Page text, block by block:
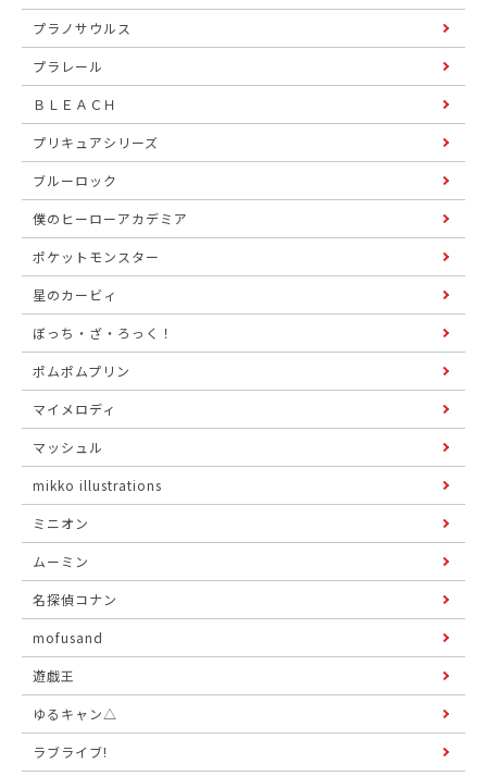
プラノサウルス
プラレール
ＢＬＥＡＣＨ
プリキュアシリーズ
ブルーロック
僕のヒーローアカデミア
ポケットモンスター
星のカービィ
ぼっち・ざ・ろっく！
ポムポムプリン
マイメロディ
マッシュル
mikko illustrations
ミニオン
ムーミン
名探偵コナン
mofusand
遊戯王
ゆるキャン△
ラブライブ!